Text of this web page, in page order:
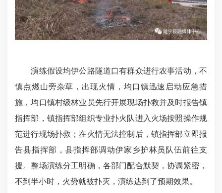
演练假设均伊公路隧道口有群众进行农事活动，不
慎点燃山旁杂草，出现火情，均口镇迅速启动应急措
施，均口镇村级林业员先行开展现场扑救并及时报告镇
指挥部，镇指挥部组织专业扑火队进入火场按照操作规
范进行现场扑救；在火情无法控制后，镇指挥部立即报
告县指挥部，县指挥部调动伊家乡护林员队伍前往支
援。整场演练分工明确，各部门配合默契，协调紧密，
不到半小时，火势就被扑灭，演练达到了预期效果。